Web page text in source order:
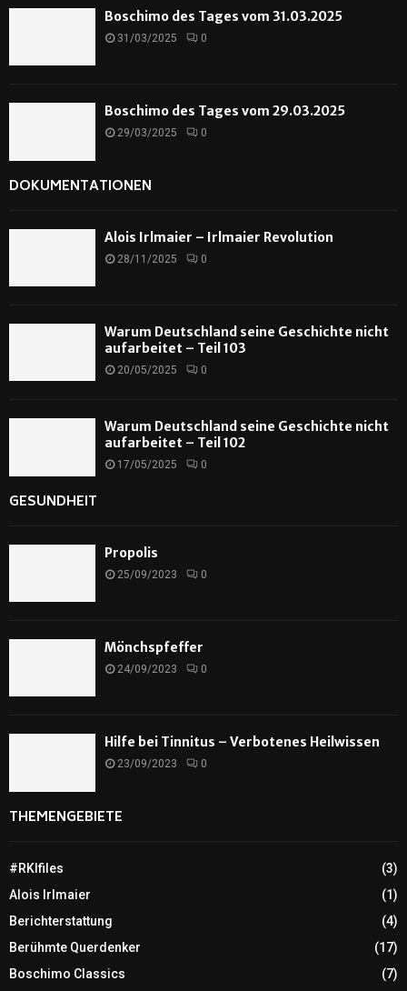
Boschimo des Tages vom 31.03.2025
31/03/2025 0
Boschimo des Tages vom 29.03.2025
29/03/2025 0
DOKUMENTATIONEN
Alois Irlmaier – Irlmaier Revolution
28/11/2025 0
Warum Deutschland seine Geschichte nicht
aufarbeitet – Teil 103
20/05/2025 0
Warum Deutschland seine Geschichte nicht
aufarbeitet – Teil 102
17/05/2025 0
GESUNDHEIT
Propolis
25/09/2023 0
Mönchspfeffer
24/09/2023 0
Hilfe bei Tinnitus – Verbotenes Heilwissen
23/09/2023 0
THEMENGEBIETE
#RKIfiles
(3)
Alois Irlmaier
(1)
Berichterstattung
(4)
Berühmte Querdenker
(17)
Boschimo Classics
(7)